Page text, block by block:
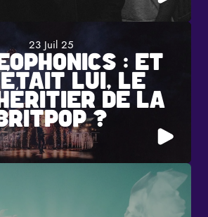
23 Juil 25
: ET
LUI, LE
DE LA
?